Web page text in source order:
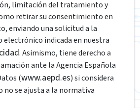
limitación del tratamiento y
retirar su consentimiento en
enviando una solicitud a la
electrónico indicada en nuestra
. Asimismo, tiene derecho a
ante la Agencia Española
(www.aepd.es) si considera
se ajusta a la normativa